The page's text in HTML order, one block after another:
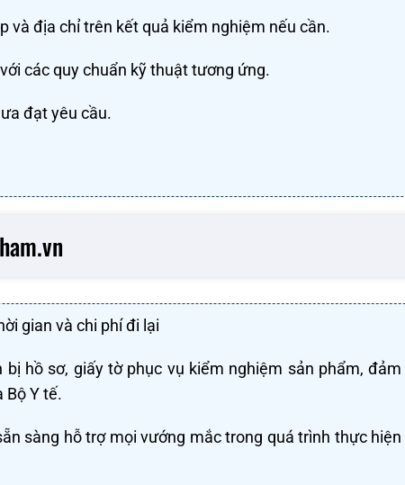
và địa chỉ trên kết quả kiểm nghiệm nếu cần.
các quy chuẩn kỹ thuật tương ứng.
đạt yêu cầu.
gian và chi phí đi lại
hồ sơ, giấy tờ phục vụ kiểm nghiệm sản phẩm, đảm
Bộ Y tế.
sàng hỗ trợ mọi vướng mắc trong quá trình thực hiện